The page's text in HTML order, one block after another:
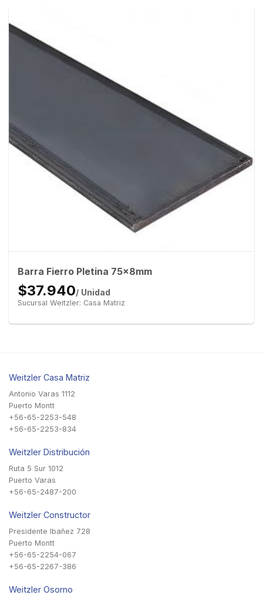
Barra Fierro Pletina 75x8mm
$37.940/ Unidad
Sucursal Weitzler: Casa Matriz
Weitzler Casa Matriz
Antonio Varas 1112
Puerto Montt
+56-65-2253-548
+56-65-2253-834
Weitzler Distribución
Ruta 5 Sur 1012
Puerto Varas
+56-65-2487-200
Weitzler Constructor
Presidente Ibañez 728
Puerto Montt
+56-65-2254-067
+56-65-2267-386
Weitzler Osorno